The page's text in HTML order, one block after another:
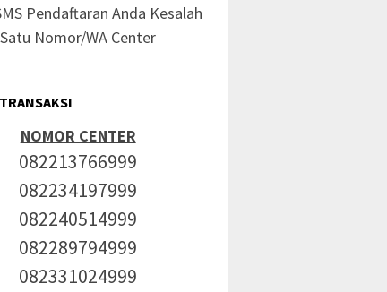
Pendaftaran Anda Kesalah
Satu Nomor/WA Center
NOMOR CENTER
082213766999
082234197999
082240514999
082289794999
082331024999